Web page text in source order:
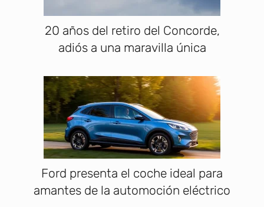
20 años del retiro del Concorde,
adiós a una maravilla única
Ford presenta el coche ideal para
amantes de la automoción eléctrico